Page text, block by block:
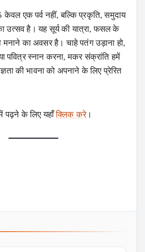
एक पर्व नहीं, बल्कि प्रकृति, समुदाय
उत्सव है। यह सूर्य की यात्रा, फसल के
का अवसर है। चाहे पतंग उड़ाना हो,
पवित्र स्नान करना, मकर संक्रांति हमें
की भावना को अपनाने के लिए प्रेरित
पढ़ने के लिए यहाँक्लिक करे।